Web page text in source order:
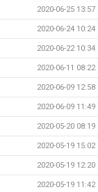
2020-06-25 13:57
2020-06-24 10:24
2020-06-22 10:34
2020-06-11 08:22
2020-06-09 12:58
2020-06-09 11:49
2020-05-20 08:19
2020-05-19 15:02
2020-05-19 12:20
2020-05-19 11:42